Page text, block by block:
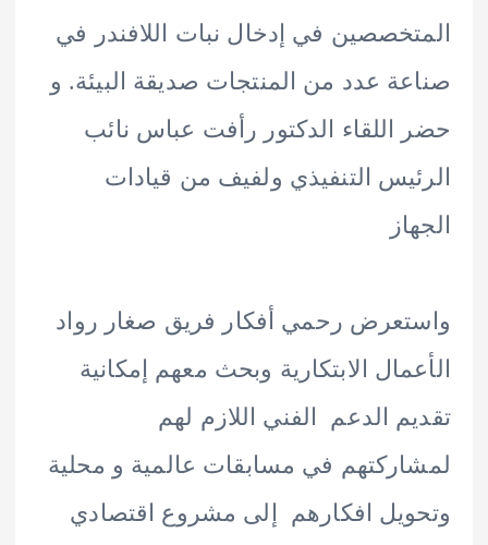
في إدخال نبات اللافندر في
عدد من المنتجات صديقة البيئة. و
الدكتور رأفت عباس نائب
التنفيذي ولفيف من قيادات
رحمي أفكار فريق صغار رواد
الابتكارية وبحث معهم إمكانية
الدعم الفني اللازم لهم
في مسابقات عالمية و محلية
افكارهم إلى مشروع اقتصادي